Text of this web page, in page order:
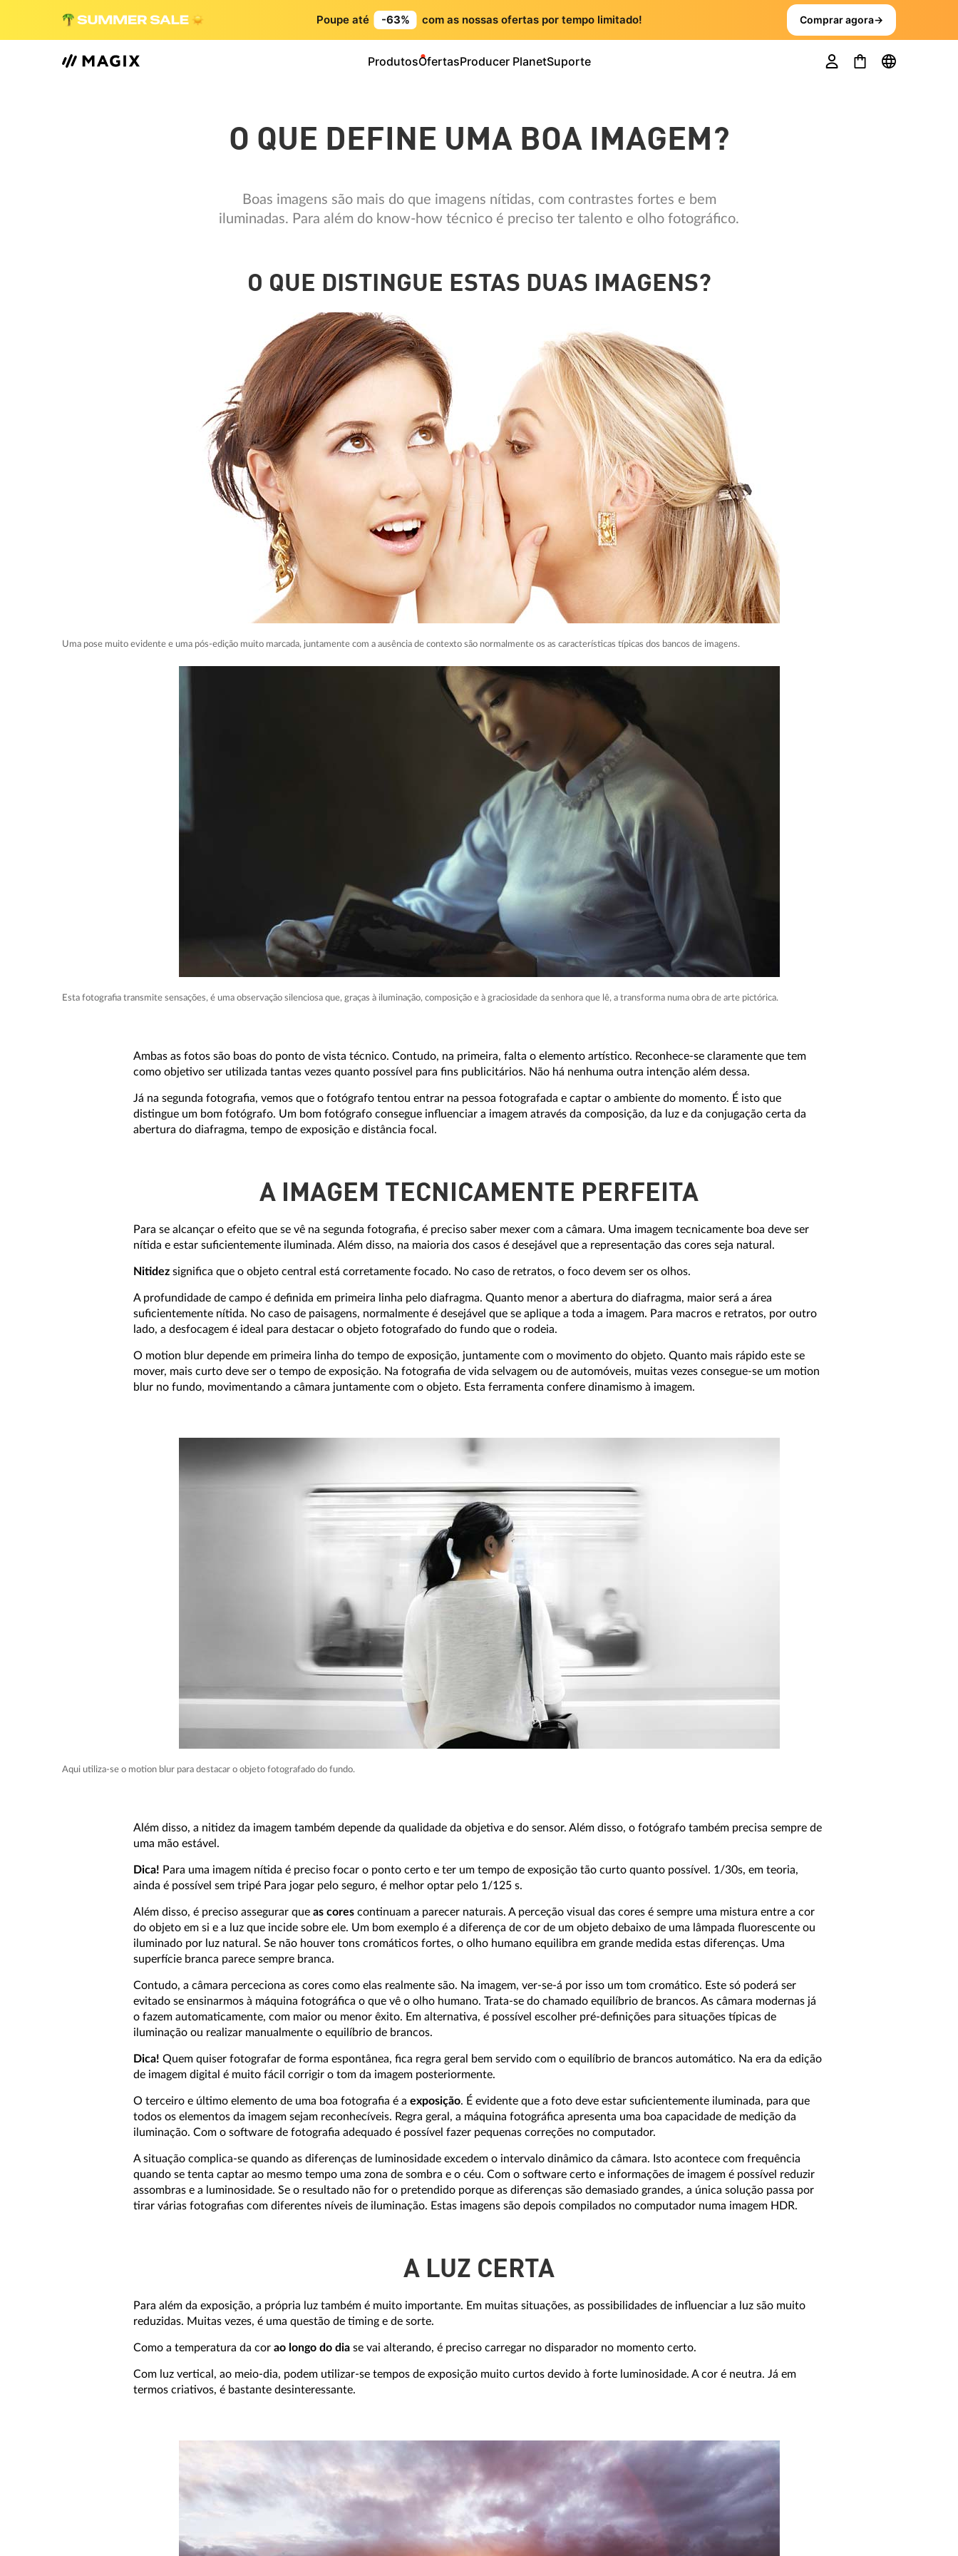
Poupe até -63% com as nossas ofertas por tempo limitado! Comprar agora→
ProdutosOfertasProducer PlanetSuporte
O QUE DEFINE UMA BOA IMAGEM?
Boas imagens são mais do que imagens nítidas, com contrastes fortes e bem
iluminadas. Para além do know-how técnico é preciso ter talento e olho fotográfico.
O QUE DISTINGUE ESTAS DUAS IMAGENS?
Uma pose muito evidente e uma pós-edição muito marcada, juntamente com a ausência de contexto são normalmente os as características típicas dos bancos de imagens.
Esta fotografia transmite sensações, é uma observação silenciosa que, graças à iluminação, composição e à graciosidade da senhora que lê, a transforma numa obra de arte pictórica.
Ambas as fotos são boas do ponto de vista técnico. Contudo, na primeira, falta o elemento artístico. Reconhece-se claramente que tem
como objetivo ser utilizada tantas vezes quanto possível para fins publicitários. Não há nenhuma outra intenção além dessa.
Já na segunda fotografia, vemos que o fotógrafo tentou entrar na pessoa fotografada e captar o ambiente do momento. É isto que
distingue um bom fotógrafo. Um bom fotógrafo consegue influenciar a imagem através da composição, da luz e da conjugação certa da
abertura do diafragma, tempo de exposição e distância focal.
A IMAGEM TECNICAMENTE PERFEITA
Para se alcançar o efeito que se vê na segunda fotografia, é preciso saber mexer com a câmara. Uma imagem tecnicamente boa deve ser
nítida e estar suficientemente iluminada. Além disso, na maioria dos casos é desejável que a representação das cores seja natural.
Nitidez significa que o objeto central está corretamente focado. No caso de retratos, o foco devem ser os olhos.
A profundidade de campo é definida em primeira linha pelo diafragma. Quanto menor a abertura do diafragma, maior será a área
suficientemente nítida. No caso de paisagens, normalmente é desejável que se aplique a toda a imagem. Para macros e retratos, por outro
lado, a desfocagem é ideal para destacar o objeto fotografado do fundo que o rodeia.
O motion blur depende em primeira linha do tempo de exposição, juntamente com o movimento do objeto. Quanto mais rápido este se
mover, mais curto deve ser o tempo de exposição. Na fotografia de vida selvagem ou de automóveis, muitas vezes consegue-se um motion
blur no fundo, movimentando a câmara juntamente com o objeto. Esta ferramenta confere dinamismo à imagem.
Aqui utiliza-se o motion blur para destacar o objeto fotografado do fundo.
Além disso, a nitidez da imagem também depende da qualidade da objetiva e do sensor. Além disso, o fotógrafo também precisa sempre de
uma mão estável.
Dica! Para uma imagem nítida é preciso focar o ponto certo e ter um tempo de exposição tão curto quanto possível. 1/30s, em teoria,
ainda é possível sem tripé Para jogar pelo seguro, é melhor optar pelo 1/125 s.
Além disso, é preciso assegurar que as cores continuam a parecer naturais. A perceção visual das cores é sempre uma mistura entre a cor
do objeto em si e a luz que incide sobre ele. Um bom exemplo é a diferença de cor de um objeto debaixo de uma lâmpada fluorescente ou
iluminado por luz natural. Se não houver tons cromáticos fortes, o olho humano equilibra em grande medida estas diferenças. Uma
superfície branca parece sempre branca.
Contudo, a câmara perceciona as cores como elas realmente são. Na imagem, ver-se-á por isso um tom cromático. Este só poderá ser
evitado se ensinarmos à máquina fotográfica o que vê o olho humano. Trata-se do chamado equilíbrio de brancos. As câmara modernas já
o fazem automaticamente, com maior ou menor êxito. Em alternativa, é possível escolher pré-definições para situações típicas de
iluminação ou realizar manualmente o equilíbrio de brancos.
Dica! Quem quiser fotografar de forma espontânea, fica regra geral bem servido com o equilíbrio de brancos automático. Na era da edição
de imagem digital é muito fácil corrigir o tom da imagem posteriormente.
O terceiro e último elemento de uma boa fotografia é a exposição. É evidente que a foto deve estar suficientemente iluminada, para que
todos os elementos da imagem sejam reconhecíveis. Regra geral, a máquina fotográfica apresenta uma boa capacidade de medição da
iluminação. Com o software de fotografia adequado é possível fazer pequenas correções no computador.
A situação complica-se quando as diferenças de luminosidade excedem o intervalo dinâmico da câmara. Isto acontece com frequência
quando se tenta captar ao mesmo tempo uma zona de sombra e o céu. Com o software certo e informações de imagem é possível reduzir
assombras e a luminosidade. Se o resultado não for o pretendido porque as diferenças são demasiado grandes, a única solução passa por
tirar várias fotografias com diferentes níveis de iluminação. Estas imagens são depois compilados no computador numa imagem HDR.
A LUZ CERTA
Para além da exposição, a própria luz também é muito importante. Em muitas situações, as possibilidades de influenciar a luz são muito
reduzidas. Muitas vezes, é uma questão de timing e de sorte.
Como a temperatura da cor ao longo do dia se vai alterando, é preciso carregar no disparador no momento certo.
Com luz vertical, ao meio-dia, podem utilizar-se tempos de exposição muito curtos devido à forte luminosidade. A cor é neutra. Já em
termos criativos, é bastante desinteressante.